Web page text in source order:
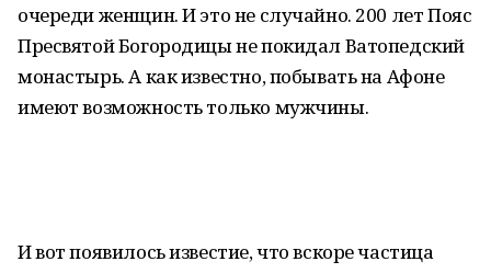
очереди женщин. И это не случайно. 200 лет Пояс
Пресвятой Богородицы не покидал Ватопедский
монастырь. А как известно, побывать на Афоне
имеют возможность только мужчины.
И вот появилось известие, что вскоре частица